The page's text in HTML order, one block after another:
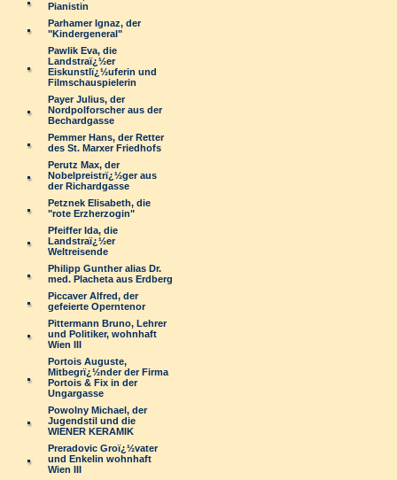
Pianistin
Parhamer Ignaz, der
"Kindergeneral"
Pawlik Eva, die
Landstraï¿½er
Eiskunstlï¿½uferin und
Filmschauspielerin
Payer Julius, der
Nordpolforscher aus der
Bechardgasse
Pemmer Hans, der Retter
des St. Marxer Friedhofs
Perutz Max, der
Nobelpreistrï¿½ger aus
der Richardgasse
Petznek Elisabeth, die
"rote Erzherzogin"
Pfeiffer Ida, die
Landstraï¿½er
Weltreisende
Philipp Gunther alias Dr.
med. Placheta aus Erdberg
Piccaver Alfred, der
gefeierte Operntenor
Pittermann Bruno, Lehrer
und Politiker, wohnhaft
Wien III
Portois Auguste,
Mitbegrï¿½nder der Firma
Portois & Fix in der
Ungargasse
Powolny Michael, der
Jugendstil und die
WIENER KERAMIK
Preradovic Groï¿½vater
und Enkelin wohnhaft
Wien III